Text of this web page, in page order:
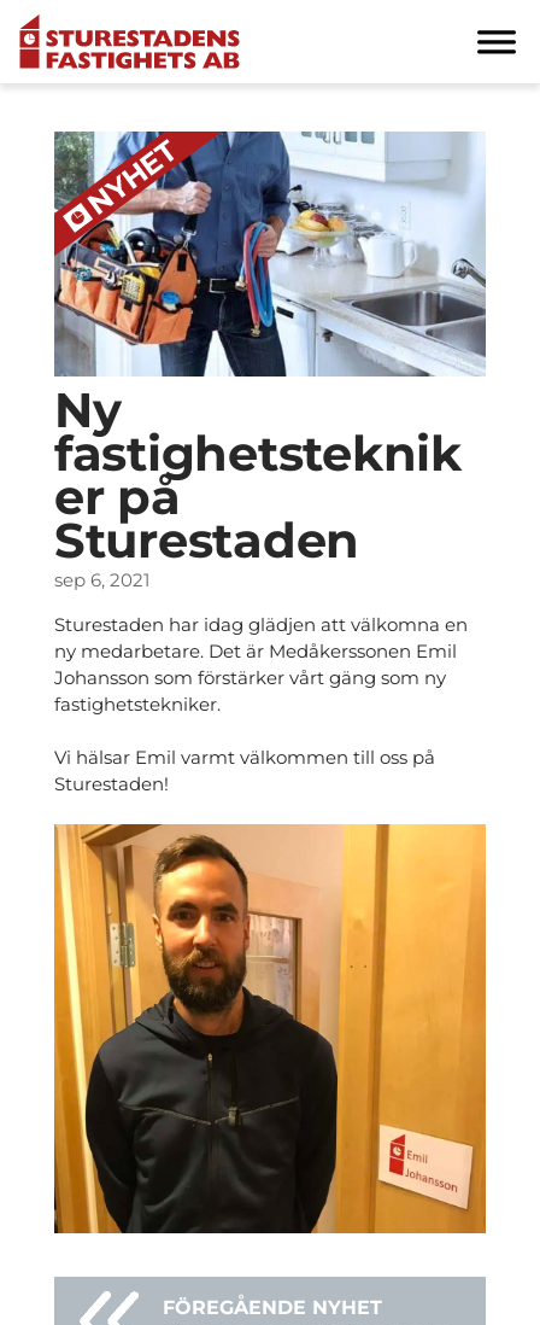
Ny
fastighetsteknik
er på
Sturestaden
sep 6, 2021
Sturestaden har idag glädjen att välkomna en
ny medarbetare. Det är Medåkerssonen Emil
Johansson som förstärker vårt gäng som ny
fastighetstekniker.
Vi hälsar Emil varmt välkommen till oss på
Sturestaden!